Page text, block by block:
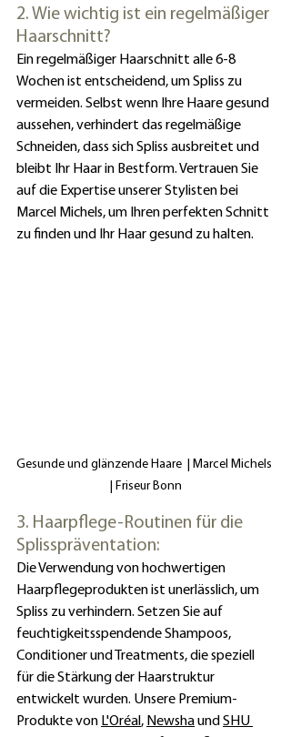
2. Wie wichtig ist ein regelmäßiger
Haarschnitt?
Ein regelmäßiger Haarschnitt alle 6-8
Wochen ist entscheidend, um Spliss zu
vermeiden. Selbst wenn Ihre Haare gesund
aussehen, verhindert das regelmäßige
Schneiden, dass sich Spliss ausbreitet und
bleibt Ihr Haar in Bestform. Vertrauen Sie
auf die Expertise unserer Stylisten bei
Marcel Michels, um Ihren perfekten Schnitt
zu finden und Ihr Haar gesund zu halten.
Gesunde und glänzende Haare  | Marcel Michels
| Friseur Bonn
3. Haarpflege-Routinen für die
Splisspräventation:
Die Verwendung von hochwertigen
Haarpflegeprodukten ist unerlässlich, um
Spliss zu verhindern. Setzen Sie auf
feuchtigkeitsspendende Shampoos,
Conditioner und Treatments, die speziell
für die Stärkung der Haarstruktur
entwickelt wurden. Unsere Premium-
Produkte von L'Oréal , Newsha und SHU